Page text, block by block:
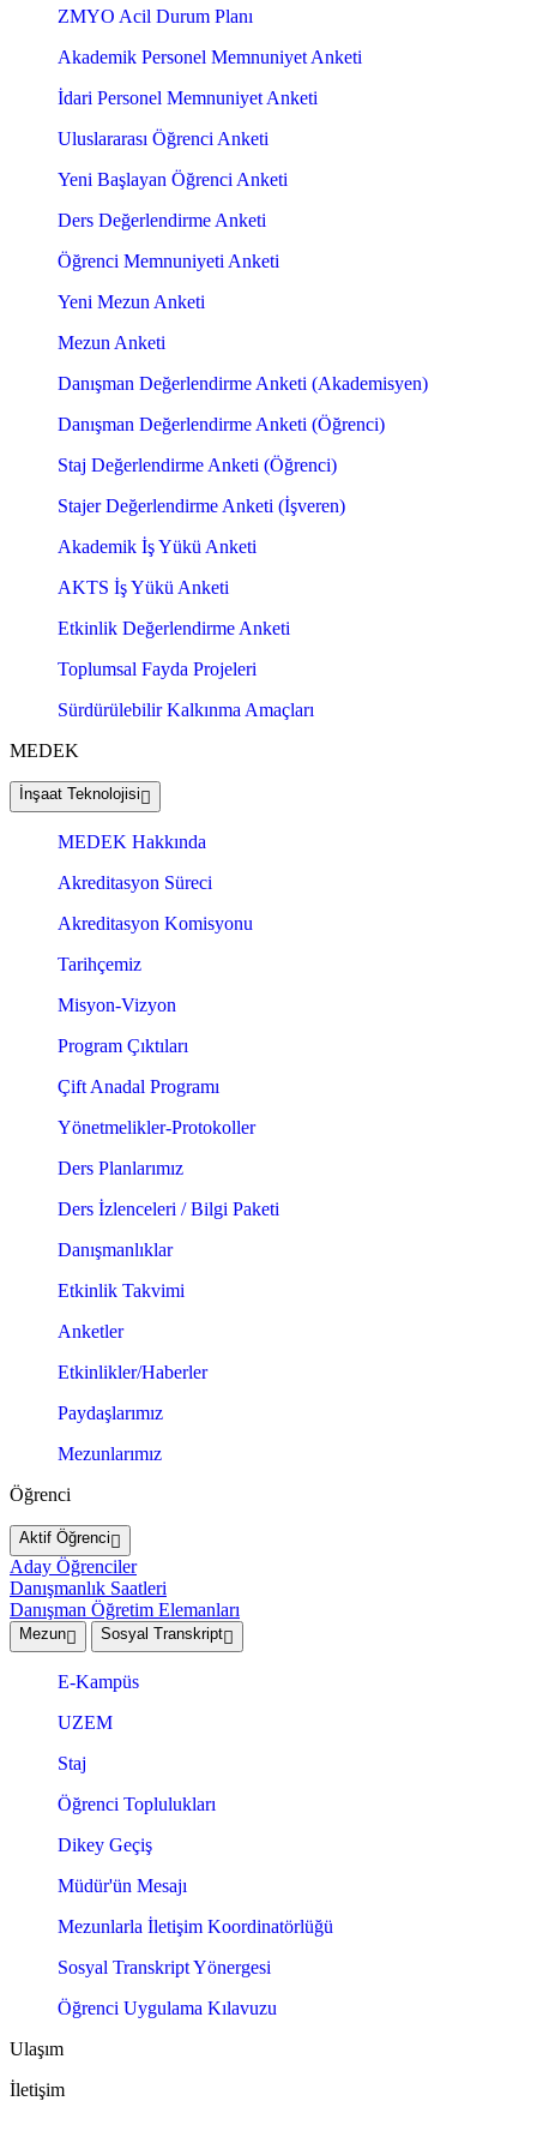
ZMYO Acil Durum Planı
Akademik Personel Memnuniyet Anketi
İdari Personel Memnuniyet Anketi
Uluslararası Öğrenci Anketi
Yeni Başlayan Öğrenci Anketi
Ders Değerlendirme Anketi
Öğrenci Memnuniyeti Anketi
Yeni Mezun Anketi
Mezun Anketi
Danışman Değerlendirme Anketi (Akademisyen)
Danışman Değerlendirme Anketi (Öğrenci)
Staj Değerlendirme Anketi (Öğrenci)
Stajer Değerlendirme Anketi (İşveren)
Akademik İş Yükü Anketi
AKTS İş Yükü Anketi
Etkinlik Değerlendirme Anketi
Toplumsal Fayda Projeleri
Sürdürülebilir Kalkınma Amaçları
MEDEK
İnşaat Teknolojisi
MEDEK Hakkında
Akreditasyon Süreci
Akreditasyon Komisyonu
Tarihçemiz
Misyon-Vizyon
Program Çıktıları
Çift Anadal Programı
Yönetmelikler-Protokoller
Ders Planlarımız
Ders İzlenceleri / Bilgi Paketi
Danışmanlıklar
Etkinlik Takvimi
Anketler
Etkinlikler/Haberler
Paydaşlarımız
Mezunlarımız
Öğrenci
Aktif Öğrenci
Aday Öğrenciler
Danışmanlık Saatleri
Danışman Öğretim Elemanları
Mezun Sosyal Transkript
E-Kampüs
UZEM
Staj
Öğrenci Toplulukları
Dikey Geçiş
Müdür'ün Mesajı
Mezunlarla İletişim Koordinatörlüğü
Sosyal Transkript Yönergesi
Öğrenci Uygulama Kılavuzu
Ulaşım
İletişim